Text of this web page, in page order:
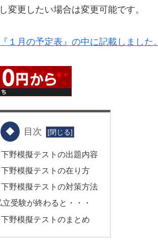
変更したい場合は変更可能です。
『１月の予定表』の中に記載しました。
目次
下野模擬テストの出題内容
下野模擬テストの在り方
下野模擬テストの対策方法
立受験が終わると・・・
下野模擬テストのまとめ